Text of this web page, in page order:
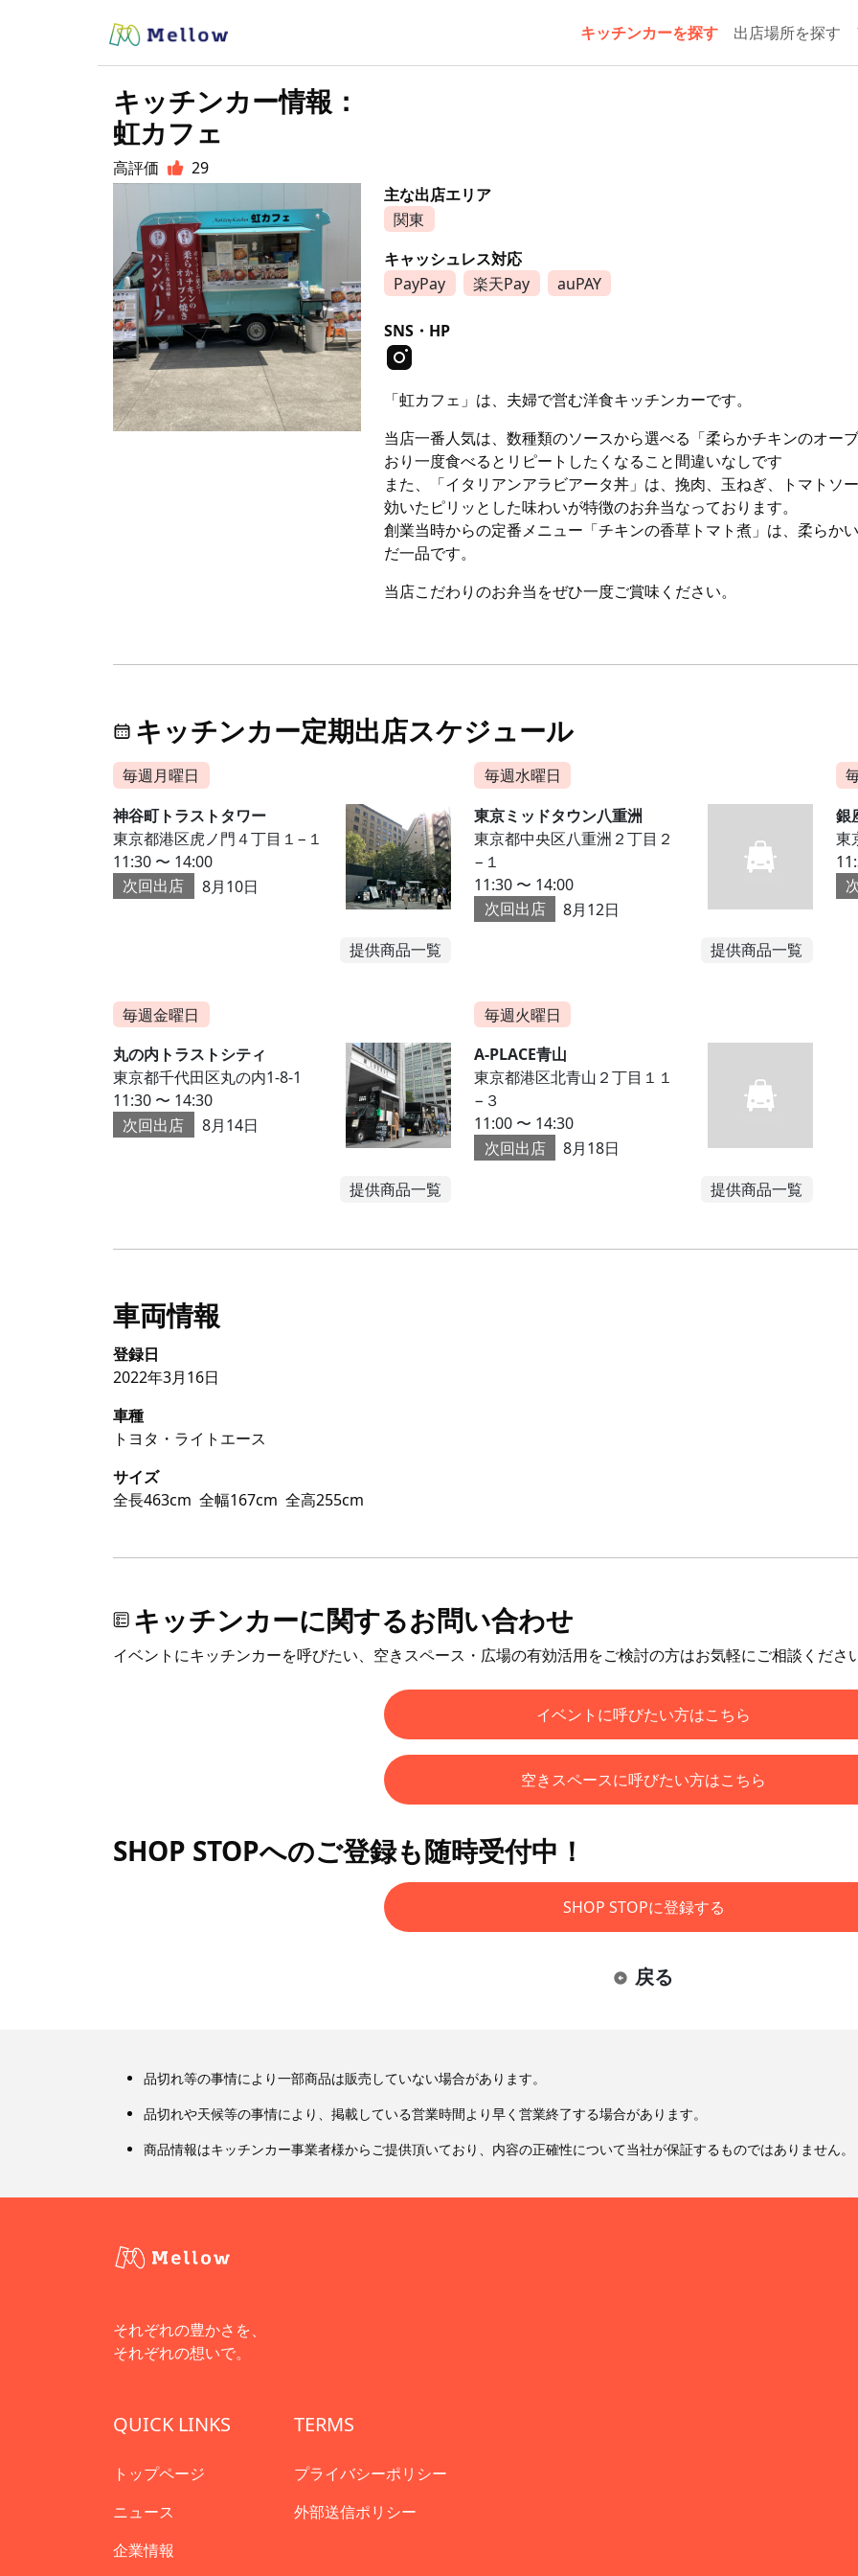
キッチンカーを探す 出店場所を探す
キッチンカー情報：
虹カフェ
高評価
29
主な出店エリア
関東
キャッシュレス対応
PayPay
楽天Pay auPAY
SNS・HP
「虹カフェ」は、夫婦で営む洋食キッチンカーです。
当店一番人気は、数種類のソースから選べる「柔らかチキンのオー
おり一度食べるとリピートしたくなること間違いなしです
また、「イタリアンアラビアータ丼」は、挽肉、玉ねぎ、トマトソ
効いたピリッとした味わいが特徴のお弁当なっております。
創業当時からの定番メニュー「チキンの香草トマト煮」は、柔らか
だ一品です。
当店こだわりのお弁当をぜひ一度ご賞味ください。
キッチンカー定期出店スケジュール
毎週月曜日
神谷町トラストタワー
東京都港区虎ノ門４丁目１−１
11:30 〜 14:00
次回出店
8月10日
提供商品一覧
毎週水曜日
東京ミッドタウン八重洲
東京都中央区八重洲２丁目２
−１
11:30 〜 14:00
次回出店
8月12日
提供商品一覧
銀
東
毎週金曜日
丸の内トラストシティ
東京都千代田区丸の内1-8-1
11:30 〜 14:30
次回出店
8月14日
提供商品一覧
毎週火曜日
A-PLACE青山
東京都港区北青山２丁目１１
−３
11:00 〜 14:30
次回出店
8月18日
提供商品一覧
車両情報
登録日
2022年3月16日
車種
トヨタ・ライトエース
サイズ
全長463cm 全幅167cm 全高255cm
キッチンカーに関するお問い合わせ
イベントにキッチンカーを呼びたい、空きスペース・広場の有効活用をご検討の方はお気軽にご相談くださ
イベントに呼びたい方はこちら
空きスペースに呼びたい方はこちら
SHOP STOPへのご登録も随時受付中！
SHOP STOPに登録する
戻る
品切れ等の事情により一部商品は販売していない場合があります。
品切れや天候等の事情により、掲載している営業時間より早く営業終了する場合があります。
商品情報はキッチンカー事業者様からご提供頂いており、内容の正確性について当社が保証するものではありません。
それぞれの豊かさを、
それぞれの想いで。
QUICK LINKS
トップページ
ニュース
企業情報
TERMS
プライバシーポリシー
外部送信ポリシー